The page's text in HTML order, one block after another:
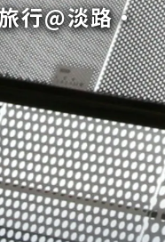
行@淡路・